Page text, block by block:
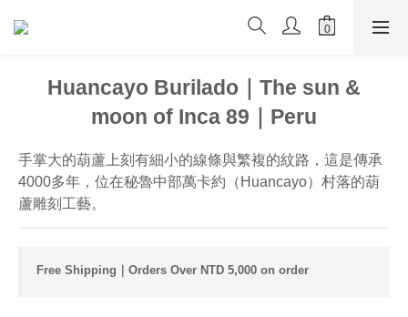
Huancayo Burilado｜The sun &
moon of Inca 89｜Peru
手掌大的葫蘆上刻有細小的線條與繁複的紋路，這是傳承
4000多年，位在秘魯中部萬卡約（Huancayo）村落的葫
蘆雕刻工藝。
Free Shipping｜Orders Over NTD 5,000 on order